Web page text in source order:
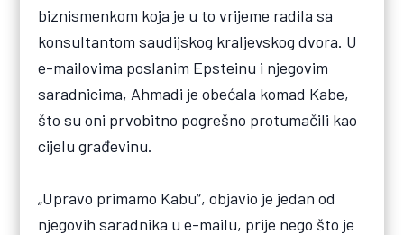
biznismenkom koja je u to vrijeme radila sa
konsultantom saudijskog kraljevskog dvora. U
e-mailovima poslanim Epsteinu i njegovim
saradnicima, Ahmadi je obećala komad Kabe,
što su oni prvobitno pogrešno protumačili kao
cijelu građevinu.
„Upravo primamo Kabu“, objavio je jedan od
njegovih saradnika u e-mailu, prije nego što je